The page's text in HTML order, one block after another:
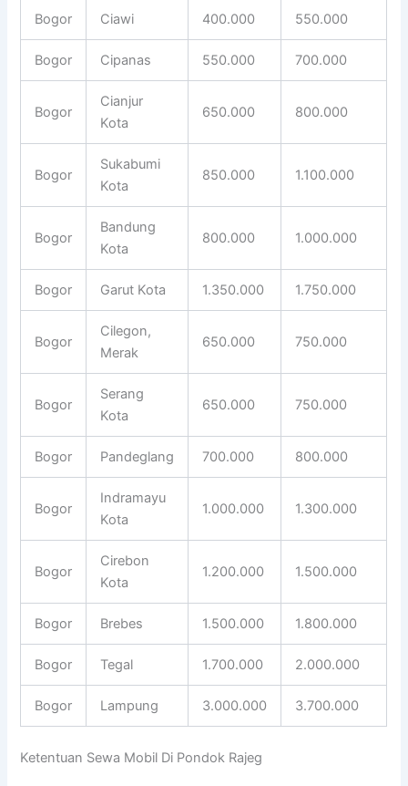
Bogor Ciawi 400.000 550.000
Bogor Cipanas 550.000 700.000
Bogor
Cianjur
Kota
650.000 800.000
Bogor
Sukabumi
Kota
850.000 1.100.000
Bogor
Bandung
Kota
800.000 1.000.000
Bogor Garut Kota 1.350.000 1.750.000
Bogor
Cilegon,
Merak
650.000 750.000
Bogor
Serang
Kota
650.000 750.000
Bogor Pandeglang 700.000 800.000
Bogor
Indramayu
Kota
1.000.000 1.300.000
Bogor
Cirebon
Kota
1.200.000 1.500.000
Bogor Brebes 1.500.000 1.800.000
Bogor Tegal 1.700.000 2.000.000
Bogor Lampung 3.000.000 3.700.000
Ketentuan Sewa Mobil Di Pondok Rajeg